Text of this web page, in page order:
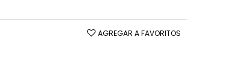
AGREGAR A FAVORITOS